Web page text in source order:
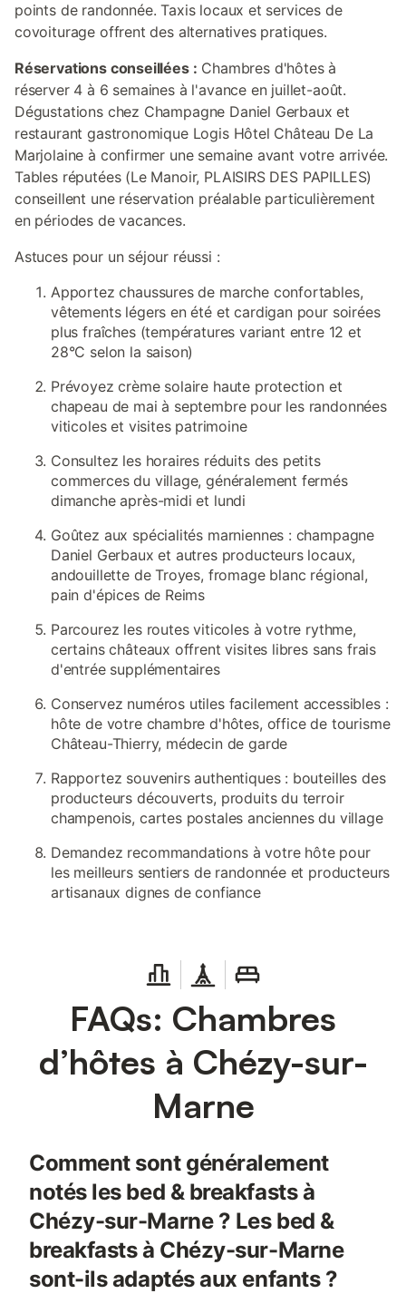
points de randonnée. Taxis locaux et services de
covoiturage offrent des alternatives pratiques.
Réservations conseillées : Chambres d'hôtes à
réserver 4 à 6 semaines à l'avance en juillet-août.
Dégustations chez Champagne Daniel Gerbaux et
restaurant gastronomique Logis Hôtel Château De La
Marjolaine à confirmer une semaine avant votre arrivée.
Tables réputées (Le Manoir, PLAISIRS DES PAPILLES)
conseillent une réservation préalable particulièrement
en périodes de vacances.
Astuces pour un séjour réussi :
Apportez chaussures de marche confortables,
vêtements légers en été et cardigan pour soirées
plus fraîches (températures variant entre 12 et
28°C selon la saison)
Prévoyez crème solaire haute protection et
chapeau de mai à septembre pour les randonnées
viticoles et visites patrimoine
Consultez les horaires réduits des petits
commerces du village, généralement fermés
dimanche après-midi et lundi
Goûtez aux spécialités marniennes : champagne
Daniel Gerbaux et autres producteurs locaux,
andouillette de Troyes, fromage blanc régional,
pain d'épices de Reims
Parcourez les routes viticoles à votre rythme,
certains châteaux offrent visites libres sans frais
d'entrée supplémentaires
Conservez numéros utiles facilement accessibles :
hôte de votre chambre d'hôtes, office de tourisme
Château-Thierry, médecin de garde
Rapportez souvenirs authentiques : bouteilles des
producteurs découverts, produits du terroir
champenois, cartes postales anciennes du village
Demandez recommandations à votre hôte pour
les meilleurs sentiers de randonnée et producteurs
artisanaux dignes de confiance
FAQs: Chambres
d’hôtes à Chézy-sur-
Marne
Comment sont généralement
notés les bed & breakfasts à
Chézy-sur-Marne ? Les bed &
breakfasts à Chézy-sur-Marne
sont-ils adaptés aux enfants ?